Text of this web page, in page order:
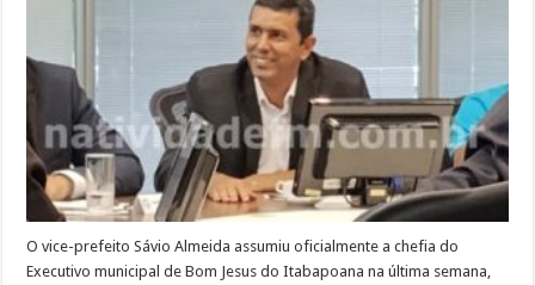
interinamente
Bom
Jesus
do
Itabapoana
O vice-prefeito Sávio Almeida assumiu oficialmente a chefia do
Executivo municipal de Bom Jesus do Itabapoana na última semana,